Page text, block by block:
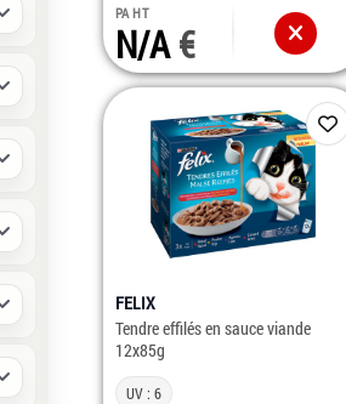
Déplier / Replier
Déplier / Replier
Déplier / Replier
Déplier / Replier
Déplier / Replier
Déplier / Replier
PA HT
N/A
FELIX
Tendre effilés en sauce viande
12x85g
UV : 6